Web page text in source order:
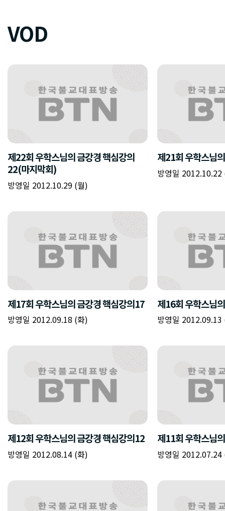
VOD
제22회 우학스님의 금강경 핵심강의
22(마지막회)
방영일 2012.10.29 (월)
제21회 우학스님
방영일 2012.10.22
제17회 우학스님의 금강경 핵심강의17
방영일 2012.09.18 (화)
제16회 우학스님
방영일 2012.09.13
제12회 우학스님의 금강경 핵심강의12
방영일 2012.08.14 (화)
제11회 우학스님
방영일 2012.07.24